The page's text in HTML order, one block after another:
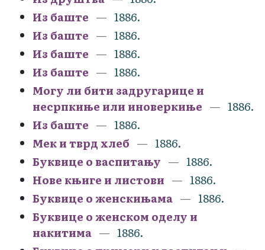
Из баште
1886.
Из баште
1886.
Из баште
1886.
Из баште
1886.
Могу ли бити задругарице и
несрпкиње или иноверкиње
1886.
Из баште
1886.
Мек и тврд хлеб
1886.
Буквице о васпитању
1886.
Нове књиге и листови
1886.
Буквице о женскињама
1886.
Буквице о женском оделу и
накитима
1886.